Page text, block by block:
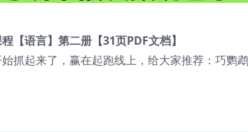
【语言】第二册【31页PDF文档】
抓起来了，赢在起跑线上，给大家推荐：巧鹦